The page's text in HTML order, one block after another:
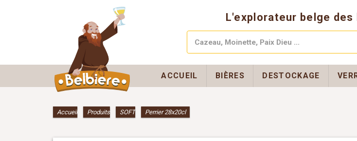
L'explorateur belge des
ACCUEIL BIÈRES DESTOCKAGE
Accueil» Produits» SOFT» Perrier 28x20cl